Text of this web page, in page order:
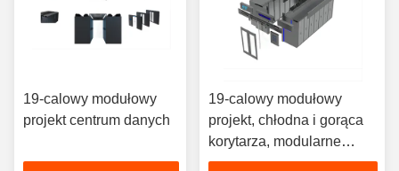
19-calowy modułowy
projekt centrum danych
19-calowy modułowy
projekt, chłodna i gorąca
korytarza, modularne
centrum danych